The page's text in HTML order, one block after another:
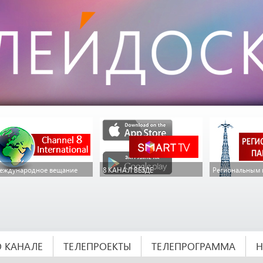
вещание 8 КАНАЛ ВЕЗДЕ Региональным
КАНАЛЕ ТЕЛЕПРОЕКТЫ ТЕЛЕПРОГРАММА